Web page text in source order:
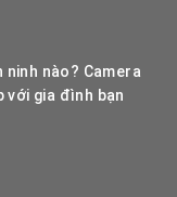
ninh nào? Camera
với gia đình bạn